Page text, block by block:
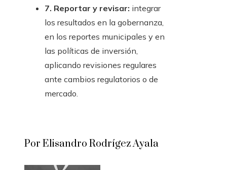
7. Reportar y revisar: integrar
los resultados en la gobernanza,
en los reportes municipales y en
las políticas de inversión,
aplicando revisiones regulares
ante cambios regulatorios o de
mercado.
Por Elisandro Rodrígez Ayala